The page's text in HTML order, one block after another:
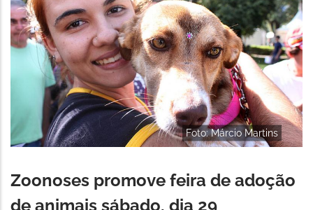
Foto: Márcio Martins
Zoonoses promove feira de adoção
de animais sábado, dia 29